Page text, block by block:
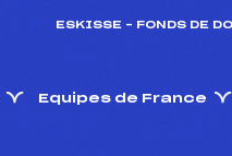
ESKISSE – FONDS DE
Equipes de France